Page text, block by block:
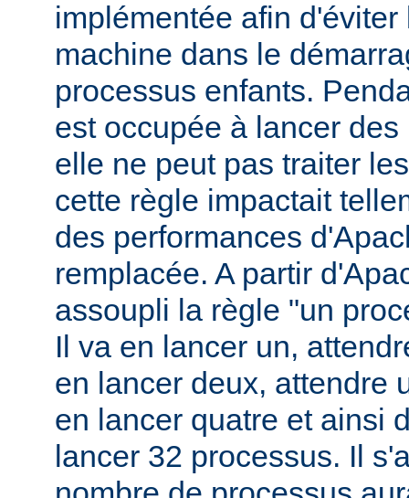
implémentée afin
machine dans le
processus enfants.
est occupée à lancer
elle ne peut pas traiter
cette règle impactait
des performances
remplacée. A partir
assoupli la règle "un
Il va en lancer un,
en lancer deux, attendre
en lancer quatre et ainsi
lancer 32 processus. Il